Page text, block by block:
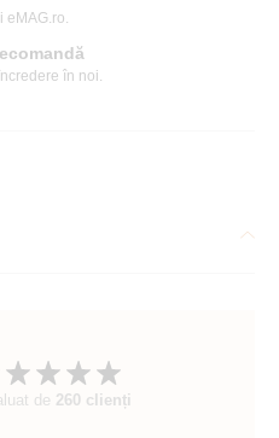
eMAG.ro.
în noi.
de 260 clienți